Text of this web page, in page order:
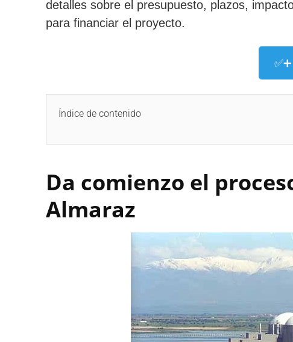
detalles sobre el presupuesto, plazos,
para financiar el proyecto.
Índice de contenido
Da comienzo el
Almaraz